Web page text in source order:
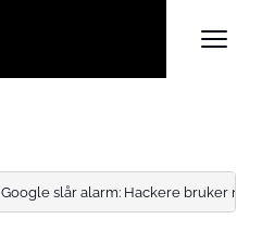
Google slår alarm: Hackere bruker nå